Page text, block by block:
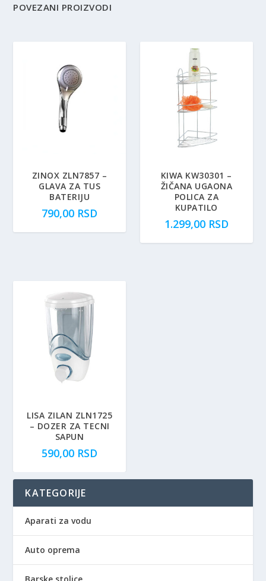
POVEZANI PROIZVODI
ZINOX ZLN7857 –
GLAVA ZA TUS
BATERIJU
790,00 RSD
KIWA KW30301 –
ŽIČANA UGAONA
POLICA ZA
KUPATILO
1.299,00 RSD
LISA ZILAN ZLN1725
– DOZER ZA TECNI
SAPUN
590,00 RSD
KATEGORIJE
Aparati za vodu
Auto oprema